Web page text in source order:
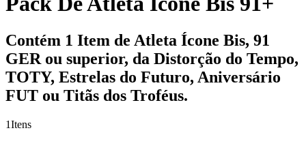
Contém 1 Item de Atleta Ícone Bis, 91
GER ou superior, da Distorção do Tempo,
TOTY, Estrelas do Futuro, Aniversário
FUT ou Titãs dos Troféus.
1Itens